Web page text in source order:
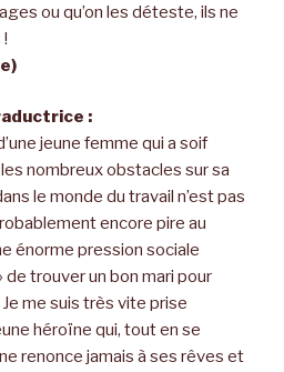
ou qu’on les déteste, ils ne
:
jeune femme qui a soif
nombreux obstacles sur sa
le monde du travail n’est pas
encore pire au
énorme pression sociale
de trouver un bon mari pour
me suis très vite prise
héroïne qui, tout en se
renonce jamais à ses rêves et